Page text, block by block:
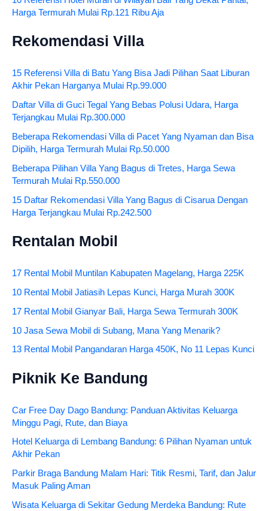
Harga Termurah Mulai Rp.121 Ribu Aja
Rekomendasi Villa
15 Referensi Villa di Batu Yang Bisa Jadi Pilihan Saat Liburan
Akhir Pekan Harganya Mulai Rp.99.000
Daftar Villa di Guci Tegal Yang Bebas Polusi Udara, Harga
Terjangkau Mulai Rp.300.000
Beberapa Rekomendasi Villa di Pacet Yang Nyaman dan Bisa
Dipilih, Harga Termurah Mulai Rp.50.000
Beberapa Pilihan Villa Yang Bagus di Tretes, Harga Sewa
Termurah Mulai Rp.550.000
15 Daftar Rekomendasi Villa Yang Bagus di Cisarua Dengan
Harga Terjangkau Mulai Rp.242.500
Rentalan Mobil
17 Rental Mobil Muntilan Kabupaten Magelang, Harga 225K
10 Rental Mobil Jatiasih Lepas Kunci, Harga Murah 300K
17 Rental Mobil Gianyar Bali, Harga Sewa Termurah 300K
10 Jasa Sewa Mobil di Subang, Mana Yang Menarik?
13 Rental Mobil Pangandaran Harga 450K, No 11 Lepas Kunci
Piknik Ke Bandung
Car Free Day Dago Bandung: Panduan Aktivitas Keluarga
Minggu Pagi, Rute, dan Biaya
Hotel Keluarga di Lembang Bandung: 6 Pilihan Nyaman untuk
Akhir Pekan
Parkir Braga Bandung Malam Hari: Titik Resmi, Tarif, dan Jalur
Masuk Paling Aman
Wisata Keluarga di Sekitar Gedung Merdeka Bandung: Rute